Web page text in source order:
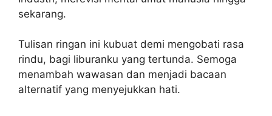
sekarang.
Tulisan ringan ini kubuat demi mengobati rasa
rindu, bagi liburanku yang tertunda. Semoga
menambah wawasan dan menjadi bacaan
alternatif yang menyejukkan hati.